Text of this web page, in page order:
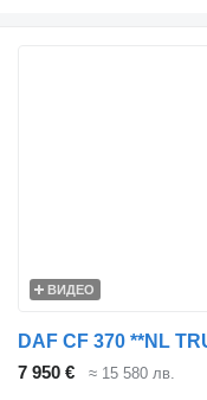
ВИДЕО
DAF CF 370 **NL
7 950 €
≈ 15 580 лв.